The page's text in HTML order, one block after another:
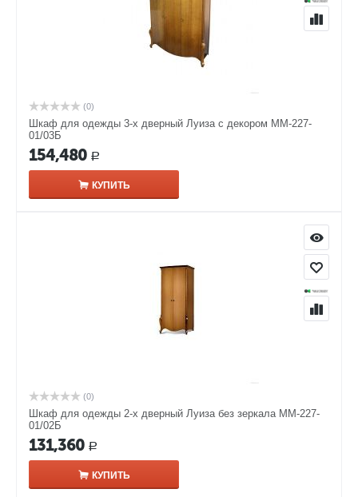
(0)
Шкаф для одежды 3-х дверный Луиза с декором ММ-227-
01/03Б
154,480 Р
КУПИТЬ
(0)
Шкаф для одежды 2-х дверный Луиза без зеркала ММ-227-
01/02Б
131,360 Р
КУПИТЬ